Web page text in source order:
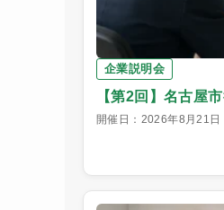
企業説明会
【第2回】名古屋
開催日：2026年8月21日